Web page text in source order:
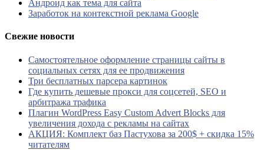
Андроид как тема для сайта
Заработок на контекстной реклама Google
Свежие новости
Самостоятельное оформление страницы сайты в
социальных сетях для ее продвижения
Три бесплатных парсера картинок
Где купить дешевые прокси для соцсетей, SEO и
арбитража трафика
Плагин WordPress Easy Custom Advert Blocks для
увеличения дохода с рекламы на сайтах
АКЦИЯ: Комплект баз Пастухова за 200$ + скидка 15%
читателям